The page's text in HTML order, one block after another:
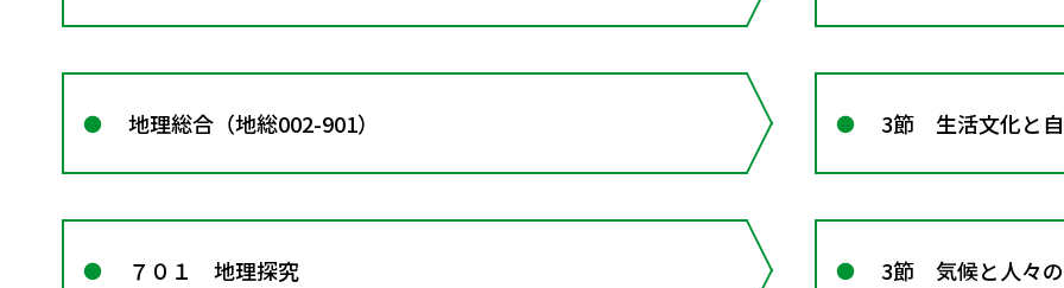
地理総合（地総002-901） 3節 生活文化と
７０１ 地理探究 3節 気候と人々